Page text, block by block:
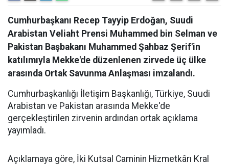
Cumhurbaşkanı Recep Tayyip Erdoğan, Suudi
Arabistan Veliaht Prensi Muhammed bin Selman ve
Pakistan Başbakanı Muhammed Şahbaz Şerif'in
katılımıyla Mekke'de düzenlenen zirvede üç ülke
arasında Ortak Savunma Anlaşması imzalandı.
Cumhurbaşkanlığı İletişim Başkanlığı, Türkiye, Suudi
Arabistan ve Pakistan arasında Mekke'de
gerçekleştirilen zirvenin ardından ortak açıklama
yayımladı.
Açıklamaya göre, İki Kutsal Caminin Hizmetkârı Kral